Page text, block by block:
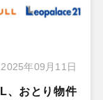
2025年09月11日
、おとり物件